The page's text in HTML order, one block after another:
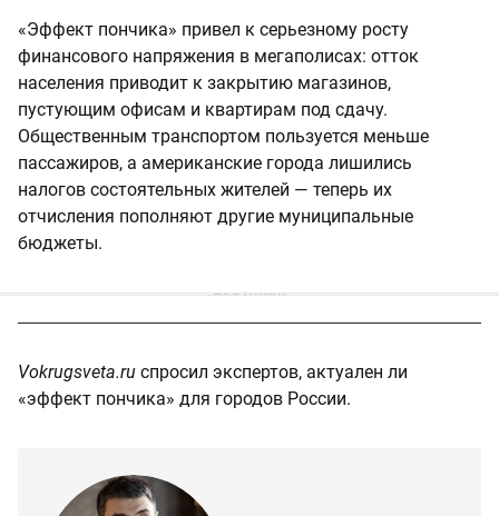
«Эффект пончика» привел к серьезному росту
финансового напряжения в мегаполисах: отток
населения приводит к закрытию магазинов,
пустующим офисам и квартирам под сдачу.
Общественным транспортом пользуется меньше
пассажиров, а американские города лишились
налогов состоятельных жителей — теперь их
отчисления пополняют другие муниципальные
бюджеты.
Vokrugsveta.ru спросил экспертов, актуален ли
«эффект пончика» для городов России.